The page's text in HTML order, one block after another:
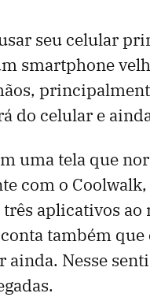
seu celular
smartphone
do celular e
uma tela que
com o
aplicativos ao
também
ainda. Nesse